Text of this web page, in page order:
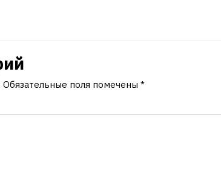
Обязательные поля помечены *